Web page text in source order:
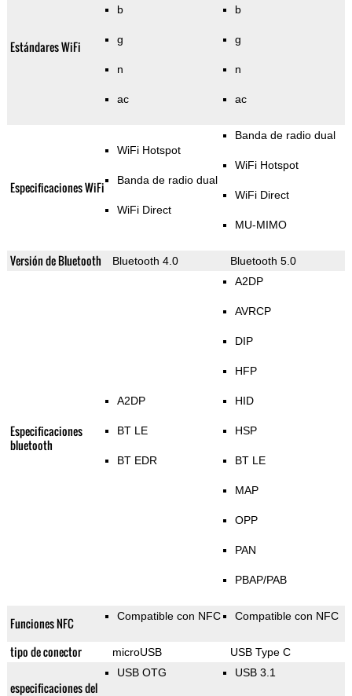
Estándares WiFi
b
g
n
ac
b
g
n
ac
Especificaciones WiFi
WiFi Hotspot
Banda de radio dual
WiFi Direct
Banda de radio dual
WiFi Hotspot
WiFi Direct
MU-MIMO
Versión de Bluetooth Bluetooth 4.0 Bluetooth 5.0
Especificaciones
bluetooth
A2DP
BT LE
BT EDR
A2DP
AVRCP
DIP
HFP
HID
HSP
BT LE
MAP
OPP
PAN
PBAP/PAB
Funciones NFC Compatible con NFC Compatible con NFC
tipo de conector microUSB USB Type C
especificaciones del
USB OTG USB 3.1